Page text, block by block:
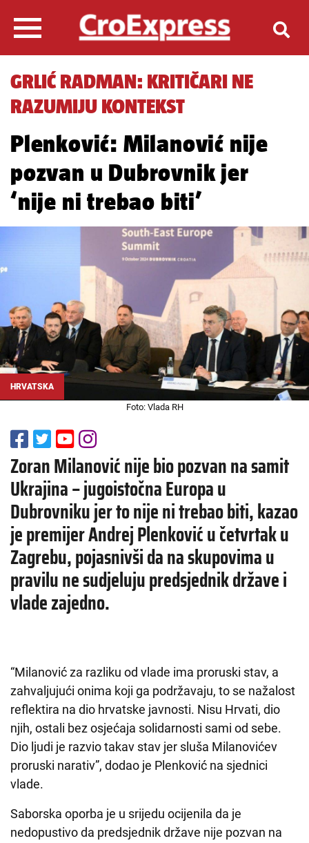
GRLIĆ RADMAN: KRITIČARI NE
RAZUMIJU KONTEKST
Plenković: Milanović nije
pozvan u Dubrovnik jer
‘nije ni trebao biti’
HRVATSKA
Foto: Vlada RH
Zoran Milanović nije bio pozvan na samit
Ukrajina – jugoistočna Europa u
Dubrovniku jer to nije ni trebao biti, kazao
je premijer Andrej Plenković u četvrtak u
Zagrebu, pojasnivši da na skupovima u
pravilu ne sudjeluju predsjednik države i
vlade zajedno.
“Milanović za razliku od vlade ima proruski stav, a
zahvaljujući onima koji ga podržavaju, to se nažalost
reflektira na dio hrvatske javnosti. Nisu Hrvati, dio
njih, ostali bez osjećaja solidarnosti sami od sebe.
Dio ljudi je razvio takav stav jer sluša Milanovićev
proruski narativ”, dodao je Plenković na sjednici
vlade.
Saborska oporba je u srijedu ocijenila da je
nedopustivo da predsjednik države nije pozvan na